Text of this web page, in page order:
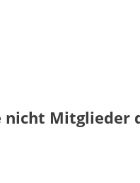
Mitglieder